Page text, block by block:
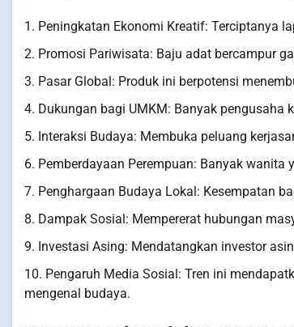
1. Peningkatan Ekonomi Kreatif: Terciptanya
2. Promosi Pariwisata: Baju adat bercampur
3. Pasar Global: Produk ini berpotensi
4. Dukungan bagi UMKM: Banyak pengusaha
5. Interaksi Budaya: Membuka peluang
6. Pemberdayaan Perempuan: Banyak
7. Penghargaan Budaya Lokal: Kesempatan
8. Dampak Sosial: Mempererat hubungan
9. Investasi Asing: Mendatangkan investor
10. Pengaruh Media Sosial: Tren ini
mengenal budaya.